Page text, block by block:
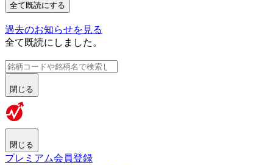
全て既読にする
過去のお知らせを見る
全て既読にしました。
閉じる
閉じる
プレミアム会員登録